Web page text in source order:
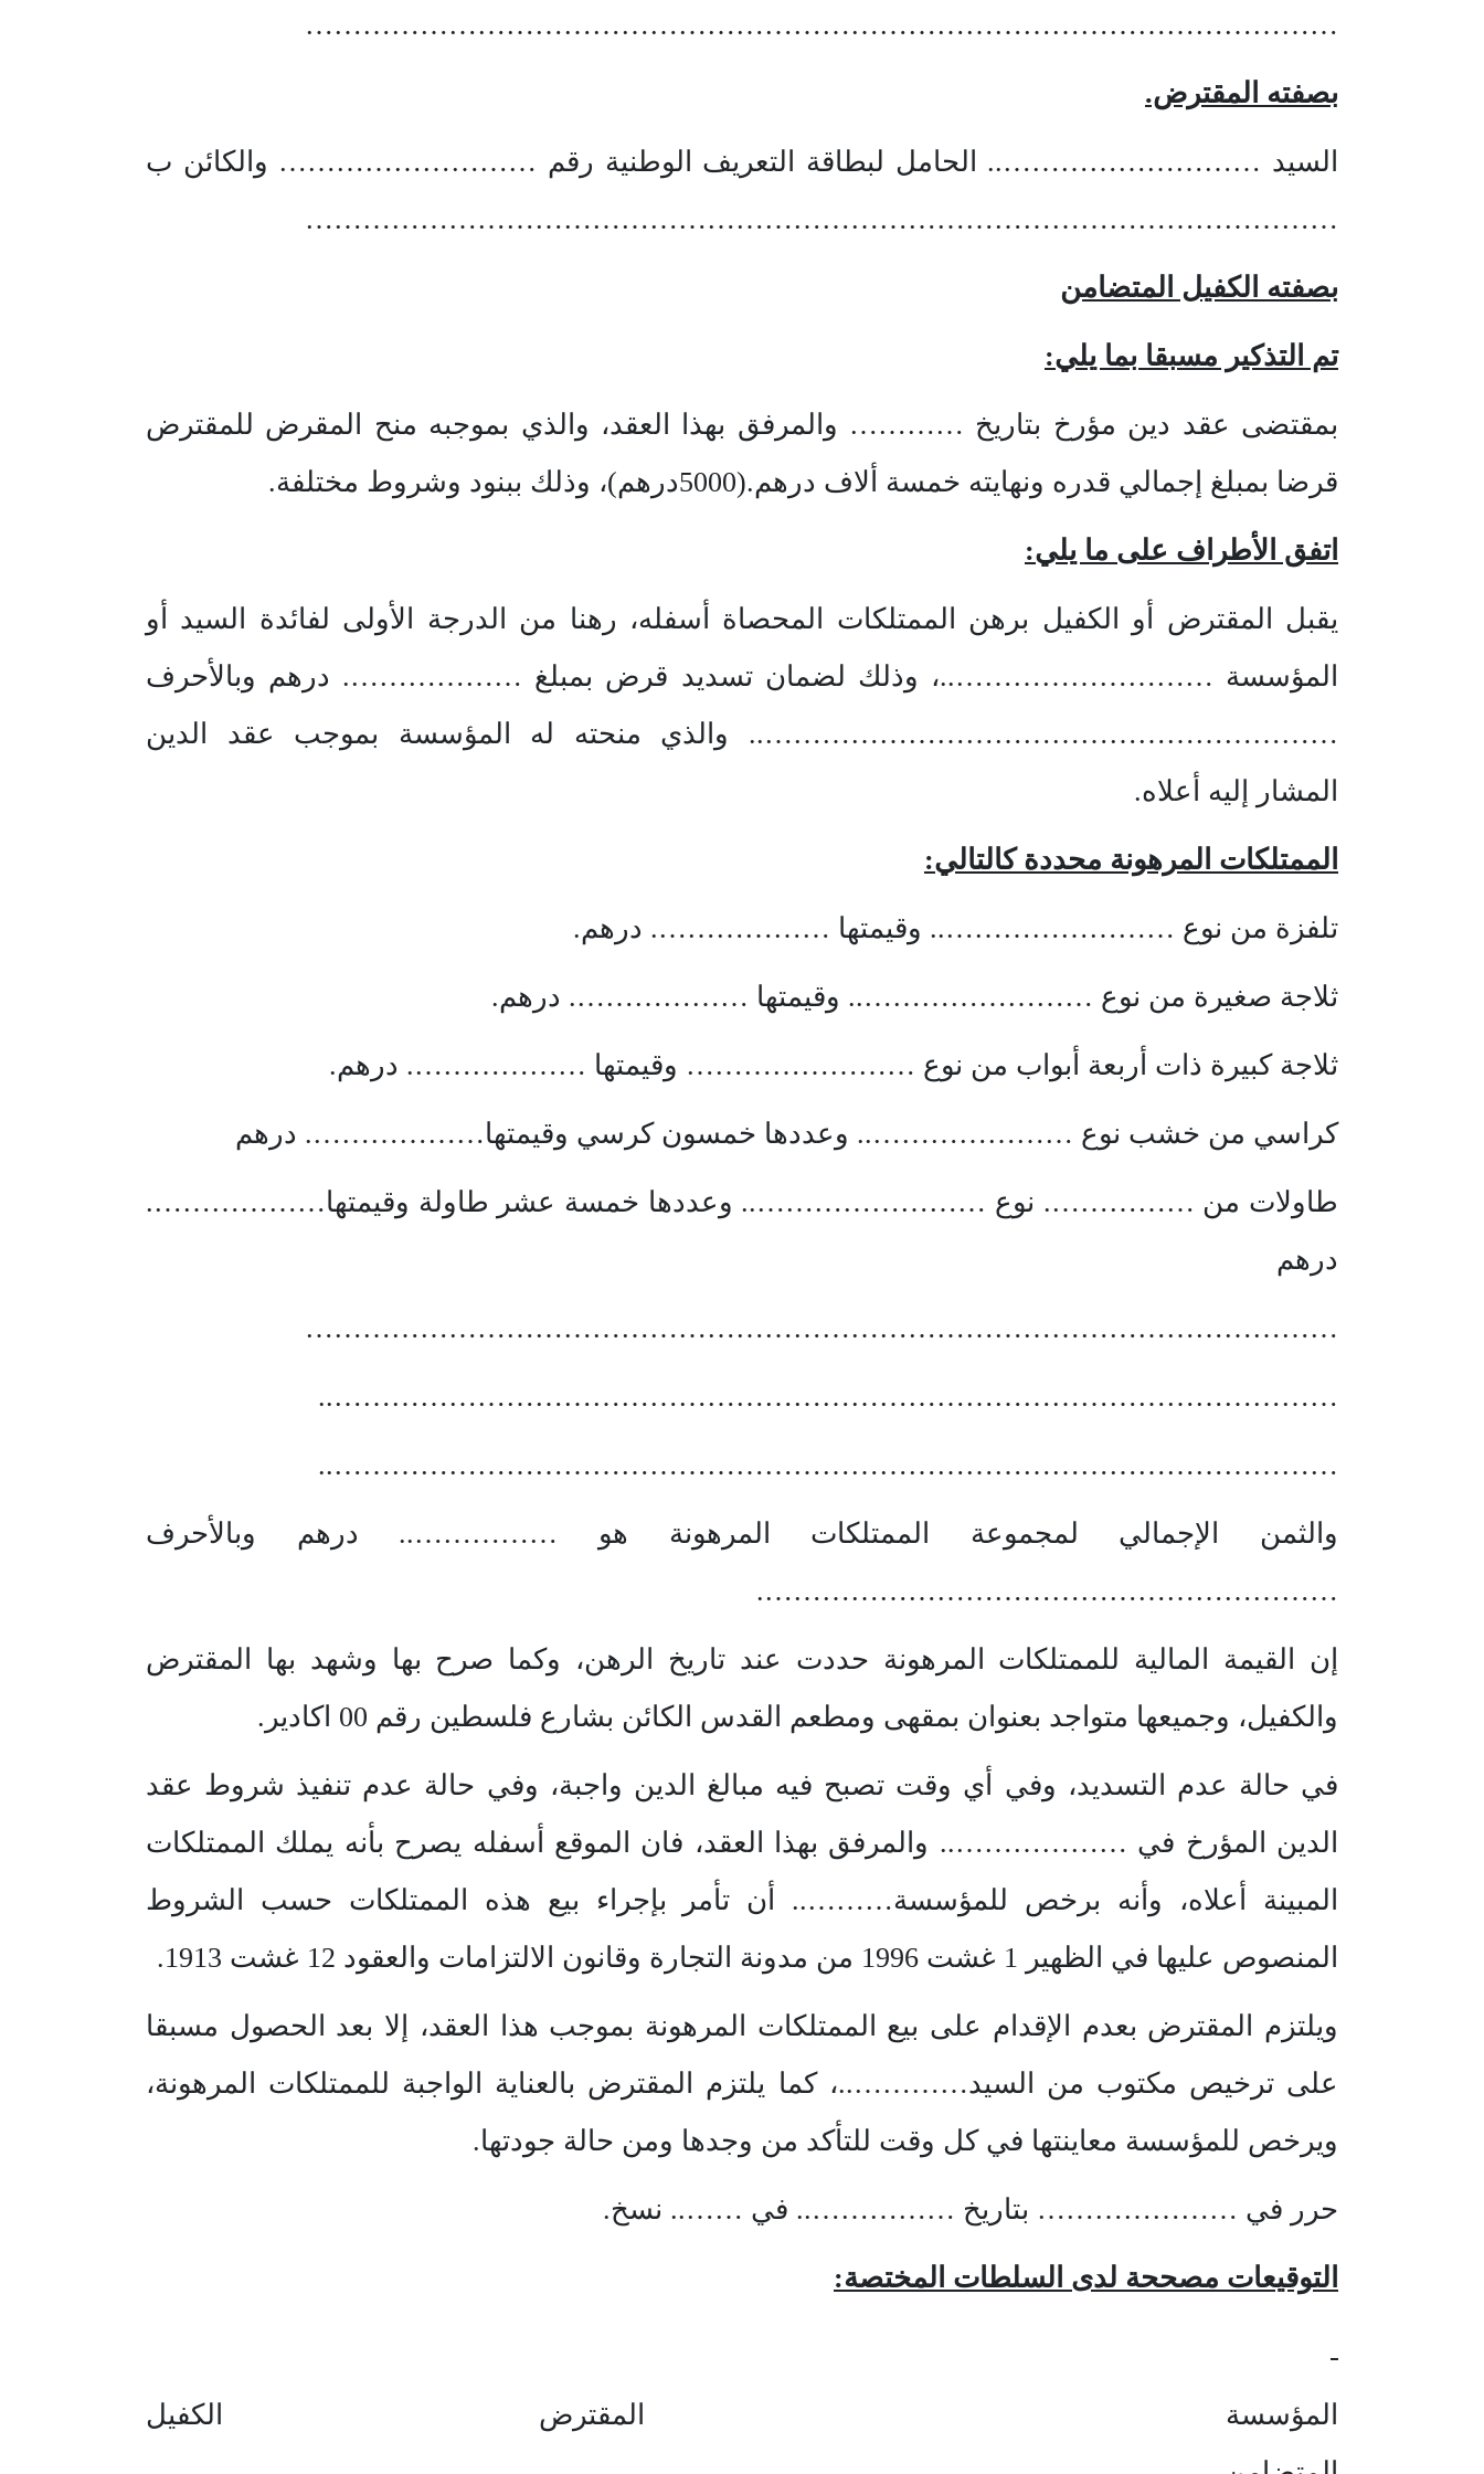
………………………………………………………………………………………………
بصفته المقترض.
السيد ……………………….. الحامل لبطاقة التعريف الوطنية رقم ……………………… والكائن ب
………………………………………………………………………………………………
بصفته الكفيل المتضامن
تم التذكير مسبقا بما يلي:
بمقتضى عقد دين مؤرخ بتاريخ ………… والمرفق بهذا العقد، والذي بموجبه منح المقرض للمقترض
قرضا بمبلغ إجمالي قدره ونهايته خمسة ألاف درهم.(5000درهم)، وذلك ببنود وشروط مختلفة.
اتفق الأطراف على ما يلي:
يقبل المقترض أو الكفيل برهن الممتلكات المحصاة أسفله، رهنا من الدرجة الأولى لفائدة السيد أو
المؤسسة ………………………..، وذلك لضمان تسديد قرض بمبلغ ………………. درهم وبالأحرف
…………………………………………………….. والذي منحته له المؤسسة بموجب عقد الدين
المشار إليه أعلاه.
الممتلكات المرهونة محددة كالتالي:
تلفزة من نوع …………………….. وقيمتها ………………. درهم.
ثلاجة صغيرة من نوع …………………….. وقيمتها ………………. درهم.
ثلاجة كبيرة ذات أربعة أبواب من نوع …………………… وقيمتها ………………. درهم.
كراسي من خشب نوع ………………….. وعددها خمسون كرسي وقيمتها………………. درهم
طاولات من ……………. نوع …………………….. وعددها خمسة عشر طاولة وقيمتها……………….
درهم
………………………………………………………………………………………………
……………………………………………………………………………………………..
……………………………………………………………………………………………..
والثمن الإجمالي لمجموعة الممتلكات المرهونة هو …………….. درهم وبالأحرف
…………………………………………………….
إن القيمة المالية للممتلكات المرهونة حددت عند تاريخ الرهن، وكما صرح بها وشهد بها المقترض
والكفيل، وجميعها متواجد بعنوان بمقهى ومطعم القدس الكائن بشارع فلسطين رقم 00 اكادير.
في حالة عدم التسديد، وفي أي وقت تصبح فيه مبالغ الدين واجبة، وفي حالة عدم تنفيذ شروط عقد
الدين المؤرخ في ……………….. والمرفق بهذا العقد، فان الموقع أسفله يصرح بأنه يملك الممتلكات
المبينة أعلاه، وأنه برخص للمؤسسة……….. أن تأمر بإجراء بيع هذه الممتلكات حسب الشروط
المنصوص عليها في الظهير 1 غشت 1996 من مدونة التجارة وقانون الالتزامات والعقود 12 غشت 1913.
ويلتزم المقترض بعدم الإقدام على بيع الممتلكات المرهونة بموجب هذا العقد، إلا بعد الحصول مسبقا
على ترخيص مكتوب من السيد…………..، كما يلتزم المقترض بالعناية الواجبة للممتلكات المرهونة،
ويرخص للمؤسسة معاينتها في كل وقت للتأكد من وجدها ومن حالة جودتها.
حرر في ………………… بتاريخ …………….. في …….. نسخ.
التوقيعات مصححة لدى السلطات المختصة:
المؤسسة المقترض الكفيل